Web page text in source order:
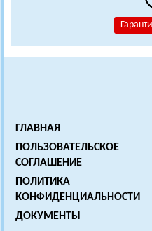
ГЛАВНАЯ
ПОЛЬЗОВАТЕЛЬСКОЕ
СОГЛАШЕНИЕ
ПОЛИТИКА
КОНФИДЕНЦИАЛЬНОСТИ
ДОКУМЕНТЫ